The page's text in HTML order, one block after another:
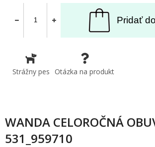
Pridať
Strážny pes Otázka na produkt
WANDA CELOROČNÁ
531_959710